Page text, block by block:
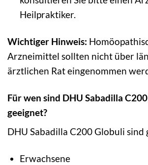
Heilpraktiker.
Wichtiger Hinweis:
Arzneimittel sollten nicht über
ärztlichen Rat eingenommen
Für wen sind DHU Sabadilla
geeignet?
DHU Sabadilla C200 Globuli sind
Erwachsene